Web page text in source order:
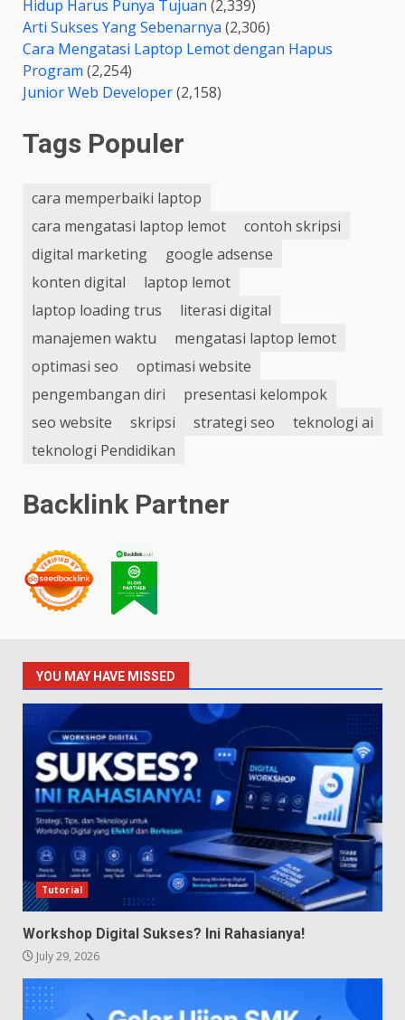
Hidup Harus Punya Tujuan (2,339)
Arti Sukses Yang Sebenarnya (2,306)
Cara Mengatasi Laptop Lemot dengan Hapus
Program (2,254)
Junior Web Developer(2,158)
Tags Populer
cara memperbaiki laptop
cara mengatasi laptop lemot
contoh skripsi
digital marketing
google adsense
konten digital
laptop lemot
laptop loading trus
literasi digital
manajemen waktu
mengatasi laptop lemot
optimasi seo
optimasi website
pengembangan diri
presentasi kelompok
seo website
skripsi strategi seo
teknologi ai
teknologi Pendidikan
Backlink Partner
YOU MAY HAVE MISSED
Tutorial
Workshop Digital Sukses? Ini Rahasianya!
July 29, 2026